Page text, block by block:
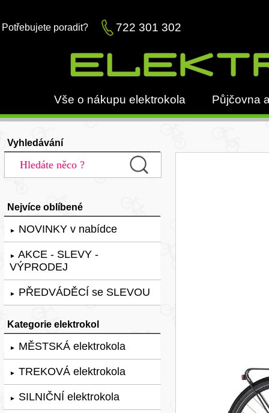
Potřebujete poradit? 722 301 302
Vše o nákupu elektrokola Půjčovna
Vyhledávání
Nejvíce oblíbené
► NOVINKY v nabídce
► AKCE - SLEVY -
VÝPRODEJ
► PŘEDVÁDĚCÍ se SLEVOU
Kategorie elektrokol
► MĚSTSKÁ elektrokola
► TREKOVÁ elektrokola
► SILNIČNÍ elektrokola